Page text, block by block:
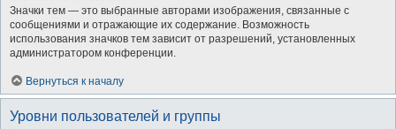
Значки тем — это выбранные авторами изображения, связанные с
сообщениями и отражающие их содержание. Возможность
использования значков тем зависит от разрешений, установленных
администратором конференции.
Вернуться к началу
Уровни пользователей и группы